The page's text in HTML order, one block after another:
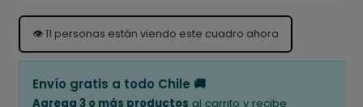
👁️11 personas están viendo este cuadro ahora
Envío gratis a todo Chile 🚚
Agrega 3 o más productos al carrito y recibe